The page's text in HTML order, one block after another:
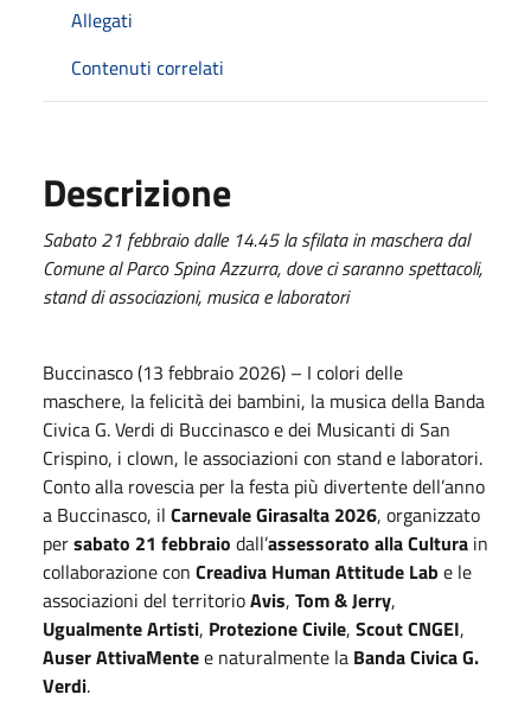
Allegati
Contenuti correlati
Descrizione
Sabato 21 febbraio dalle 14.45 la sfilata in maschera dal
Comune al Parco Spina Azzurra, dove ci saranno spettacoli,
stand di associazioni, musica e laboratori
Buccinasco (13 febbraio 2026) – I colori delle
maschere, la felicità dei bambini, la musica della Banda
Civica G. Verdi di Buccinasco e dei Musicanti di San
Crispino, i clown, le associazioni con stand e laboratori.
Conto alla rovescia per la festa più divertente dell’anno
a Buccinasco, il Carnevale Girasalta 2026, organizzato
persabato 21 febbraio dall’assessorato alla Cultura in
collaborazione con Creadiva Human Attitude Lab e le
associazioni del territorioAvis, Tom & Jerry,
Ugualmente Artisti, Protezione Civile, Scout CNGEI,
Auser AttivaMentee naturalmente la Banda Civica G.
Verdi.